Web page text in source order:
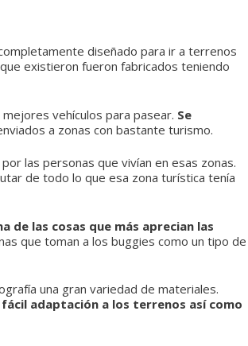
diseñado para ir a terrenos
existieron fueron fabricados teniendo
vehículos para pasear. Se
a zonas con bastante turismo.
las personas que vivían en esas zonas.
de todo lo que esa zona turística tenía
de las cosas que más aprecian las
que toman a los buggies como un tipo de
una gran variedad de materiales.
adaptación a los terrenos así como